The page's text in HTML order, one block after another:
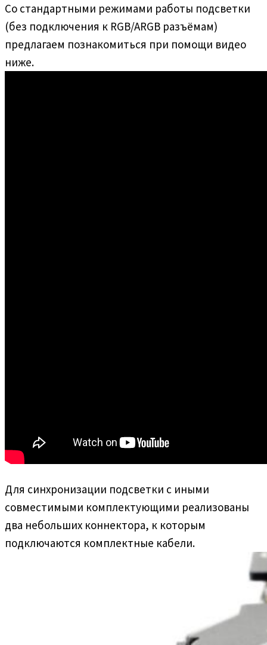
Со стандартными режимами работы подсветки
(без подключения к RGB/ARGB разъёмам)
предлагаем познакомиться при помощи видео
ниже.
Для синхронизации подсветки с иными
совместимыми комплектующими реализованы
два небольших коннектора, к которым
подключаются комплектные кабели.